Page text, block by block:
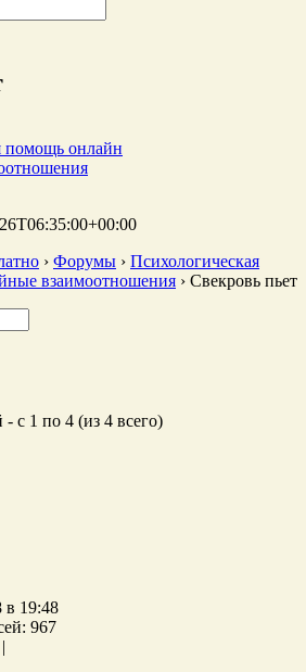
помощь онлайн
› Форумы › Психологическая
взаимоотношения › Свекровь пьет
с 1 по 4 (из 4 всего)
в 19:48
967
|